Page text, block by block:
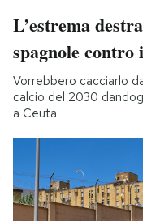
L’estrema
spagnole
Vorrebbero cacciarlo
calcio del 2030
a Ceuta